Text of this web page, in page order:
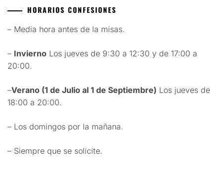
HORARIOS CONFESIONES
– Media hora antes de la misas.
– Invierno Los jueves de 9:30 a 12:30 y de 17:00 a
20:00.
–Verano (1 de Julio al 1 de Septiembre) Los jueves de
18:00 a 20:00.
– Los domingos por la mañana.
– Siempre que se solicite.